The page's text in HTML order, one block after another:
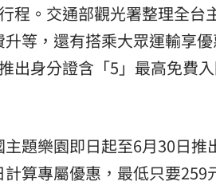
程。交通部觀光署整理全台
等，還有搭乘大眾運輸享
出身分證含「5」最高免費
題樂園即日起至6月30日推
算專屬優惠，最低只要259